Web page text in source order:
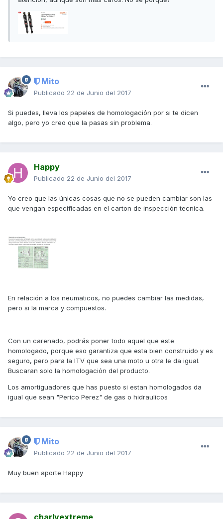
Mito
Publicado 22 de Junio del 2017
Si puedes, lleva los papeles de homologación por si te dicen
algo, pero yo creo que la pasas sin problema.
Happy
Publicado 22 de Junio del 2017
Yo creo que las únicas cosas que no se pueden cambiar son las
que vengan especificadas en el carton de inspección tecnica.
En relación a los neumaticos, no puedes cambiar las medidas,
pero si la marca y compuestos.
Con un carenado, podrás poner todo aquel que este
homologado, porque eso garantiza que esta bien construido y es
seguro, pero para la ITV que sea una moto u otra le da igual.
Buscaran solo la homologación del producto.
Los amortiguadores que has puesto si estan homologados da
igual que sean "Perico Perez" de gas o hidraulicos
Mito
Publicado 22 de Junio del 2017
Muy buen aporte Happy